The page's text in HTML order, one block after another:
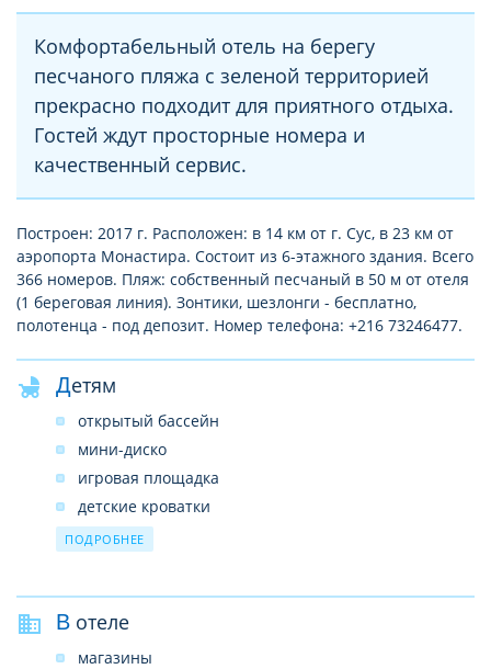
Комфортабельный отель на берегу
песчаного пляжа с зеленой территорией
прекрасно подходит для приятного отдыха.
Гостей ждут просторные номера и
качественный сервис.
Построен: 2017 г. Расположен: в 14 км от г. Сус, в 23 км от
аэропорта Монастира. Состоит из 6-этажного здания. Всего
366 номеров. Пляж: собственный песчаный в 50 м от отеля
(1 береговая линия). Зонтики, шезлонги - бесплатно,
полотенца - под депозит. Номер телефона: +216 73246477.
Детям
открытый бассейн
мини-диско
игровая площадка
детские кроватки
детские стульчики
ПОДРОБНЕЕ
В отеле
магазины